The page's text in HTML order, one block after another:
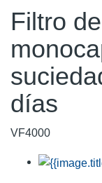
Filtro
días
VF4000